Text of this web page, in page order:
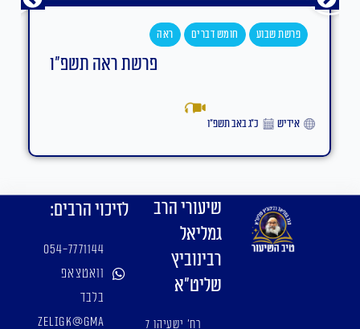
פרשת שבוע חומש דברים ראה
פרשת ראה תשפ"ו
אידיש כ״ג באב תשפ״ו
שיעורי הרב
גמליאל
רבינוביץ
שליט"א
רח' ישעיהו 7
לזיכוי הרבים:
054-7771144
וואטצאפ
בלבד
zeligk@gma